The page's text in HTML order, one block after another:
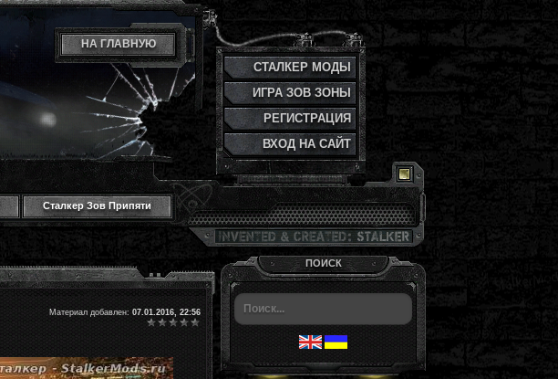
НА ГЛАВНУЮ
СТАЛКЕР МОДЫ
ИГРА ЗОВ ЗОНЫ
РЕГИСТРАЦИЯ
ВХОД НА САЙТ
Сталкер Зов Припяти
Материал добавлен: 07.01.2016, 22:56
ПОИСК